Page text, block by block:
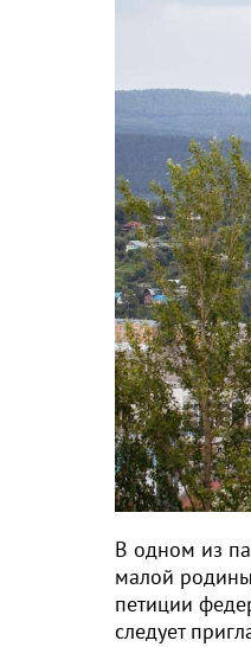
В одном из
малой
петиции
следует